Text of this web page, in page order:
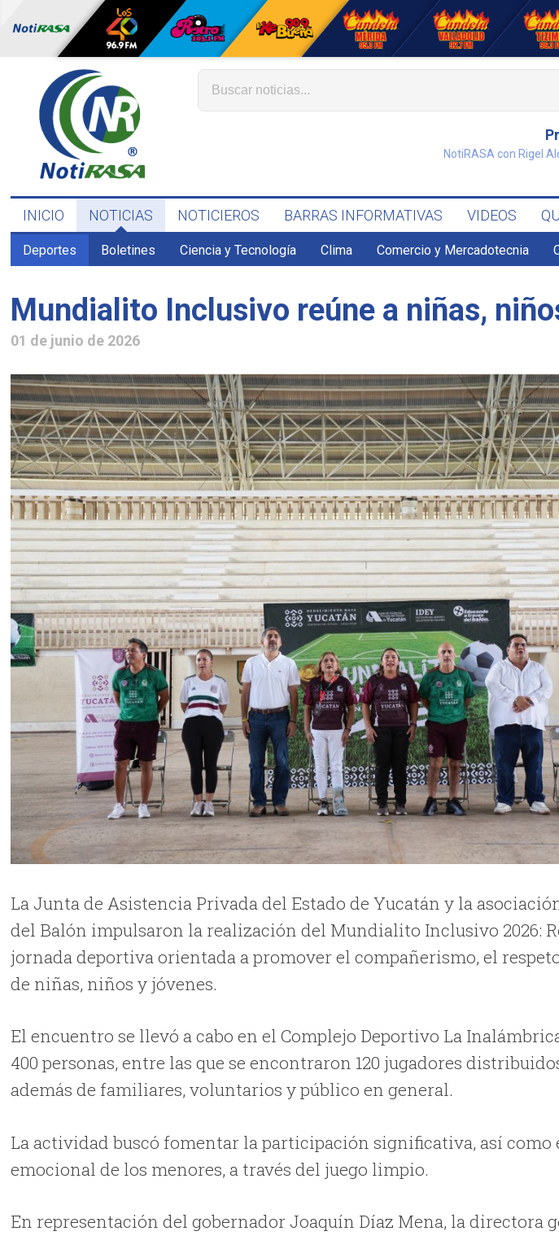
NotiRASA con Rigel
INICIO NOTICIAS NOTICIEROS BARRAS INFORMATIVAS VIDEOS
Deportes Boletines Ciencia y Tecnología Clima Comercio y Mercadotecnia
Mundialito Inclusivo reúne a niñas,
01 de junio de 2026
La Junta de Asistencia Privada del Estado de Yucatán y la
del Balón impulsaron la realización del Mundialito Inclusivo 2026:
jornada deportiva orientada a promover el compañerismo, el
de niñas, niños y jóvenes.
El encuentro se llevó a cabo en el Complejo Deportivo La
400 personas, entre las que se encontraron 120 jugadores
además de familiares, voluntarios y público en general.
La actividad buscó fomentar la participación significativa, así
emocional de los menores, a través del juego limpio.
En representación del gobernador Joaquín Díaz Mena, la directora